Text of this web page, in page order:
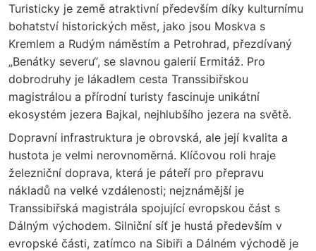
Turisticky je země atraktivní především díky kulturnímu
bohatství historických měst, jako jsou Moskva s
Kremlem a Rudým náměstím a Petrohrad, přezdívaný
„Benátky severu“, se slavnou galerií Ermitáž. Pro
dobrodruhy je lákadlem cesta Transsibiřskou
magistrálou a přírodní turisty fascinuje unikátní
ekosystém jezera Bajkal, nejhlubšího jezera na světě.
Dopravní infrastruktura je obrovská, ale její kvalita a
hustota je velmi nerovnoměrná. Klíčovou roli hraje
železniční doprava, která je páteří pro přepravu
nákladů na velké vzdálenosti; nejznámější je
Transsibiřská magistrála spojující evropskou část s
Dálným východem. Silniční síť je hustá především v
evropské části, zatímco na Sibiři a Dálném východě je